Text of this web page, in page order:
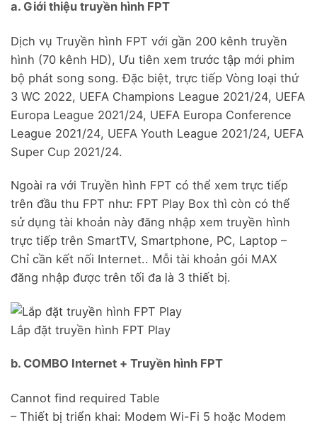
a. Giới thiệu truyền hình FPT
Dịch vụ Truyền hình FPT với gần 200 kênh truyền
hình (70 kênh HD), Ưu tiên xem trước tập mới phim
bộ phát song song. Đặc biệt, trực tiếp Vòng loại thứ
3 WC 2022, UEFA Champions League 2021/24, UEFA
Europa League 2021/24, UEFA Europa Conference
League 2021/24, UEFA Youth League 2021/24, UEFA
Super Cup 2021/24.
Ngoài ra với Truyền hình FPT có thể xem trực tiếp
trên đầu thu FPT như: FPT Play Box thì còn có thể
sử dụng tài khoản này đăng nhập xem truyền hình
trực tiếp trên SmartTV, Smartphone, PC, Laptop –
Chỉ cần kết nối Internet.. Mỗi tài khoản gói MAX
đăng nhập được trên tối đa là 3 thiết bị.
Lắp đặt truyền hình FPT Play
b. COMBO Internet + Truyền hình FPT
Cannot find required Table
– Thiết bị triển khai: Modem Wi-Fi 5 hoặc Modem